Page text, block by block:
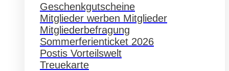
Geschenkgutscheine
Mitglieder werben Mitglieder
Mitgliederbefragung
Sommerferienticket 2026
Postis Vorteilswelt
Treuekarte